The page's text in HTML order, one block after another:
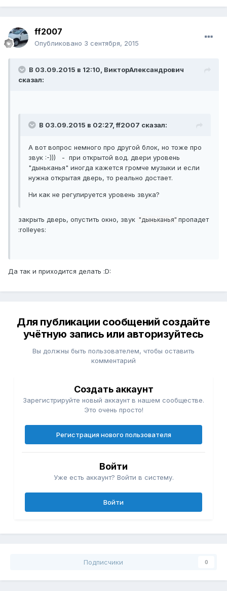
ff2007
Опубликовано 3 сентября, 2015
В 03.09.2015 в 12:10, ВикторАлександрович
сказал:
В 03.09.2015 в 02:27, ff2007 сказал:
А вот вопрос немного про другой блок, но тоже про
звук :-))) - при открытой вод. двери уровень
"дыньканья" иногда кажется громче музыки и если
нужна открытая дверь, то реально достает.
Ни как не регулируется уровень звука?
закрыть дверь, опустить окно, звук "дыньканья" пропадет
:rolleyes:
Да так и приходится делать :D:
Для публикации сообщений создайте
учётную запись или авторизуйтесь
Вы должны быть пользователем, чтобы оставить
комментарий
Создать аккаунт
Зарегистрируйте новый аккаунт в нашем сообществе.
Это очень просто!
Регистрация нового пользователя
Войти
Уже есть аккаунт? Войти в систему.
Войти
Подписчики 0